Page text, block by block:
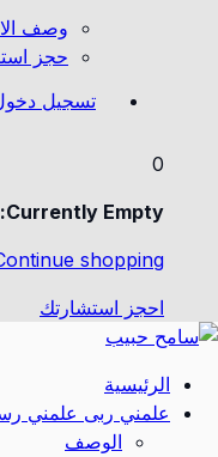
وصف
حجز
تسجيل
0
Currently Empty:
shopping
احجز استشارتك
الرئيسية
علمني ربى علمني
الوصف